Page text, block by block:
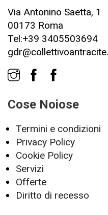
Via Antonino Saetta, 1
00173 Roma
Tel:+39 3405503694
Cose Noiose
Termini e condizioni
Privacy Policy
Cookie Policy
Servizi
Offerte
Diritto di recesso